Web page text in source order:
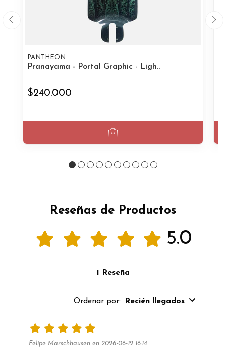
PANTHEON
Pranayama - Portal Graphic - Ligh..
$240.000
Reseñas de Productos
5.0
1 Reseña
Ordenar por: Recién llegados
Felipe Marschhausen en 2026-06-12 16:14